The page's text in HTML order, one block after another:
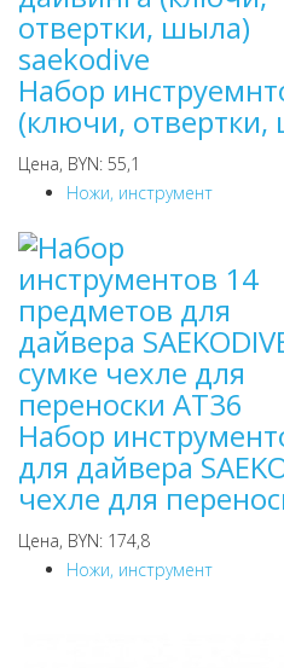
Набор
(ключи,
Цена, BYN: 55,1
Ножи, инструмент
Набор
для дайвера
чехле для
Цена, BYN: 174,8
Ножи, инструмент